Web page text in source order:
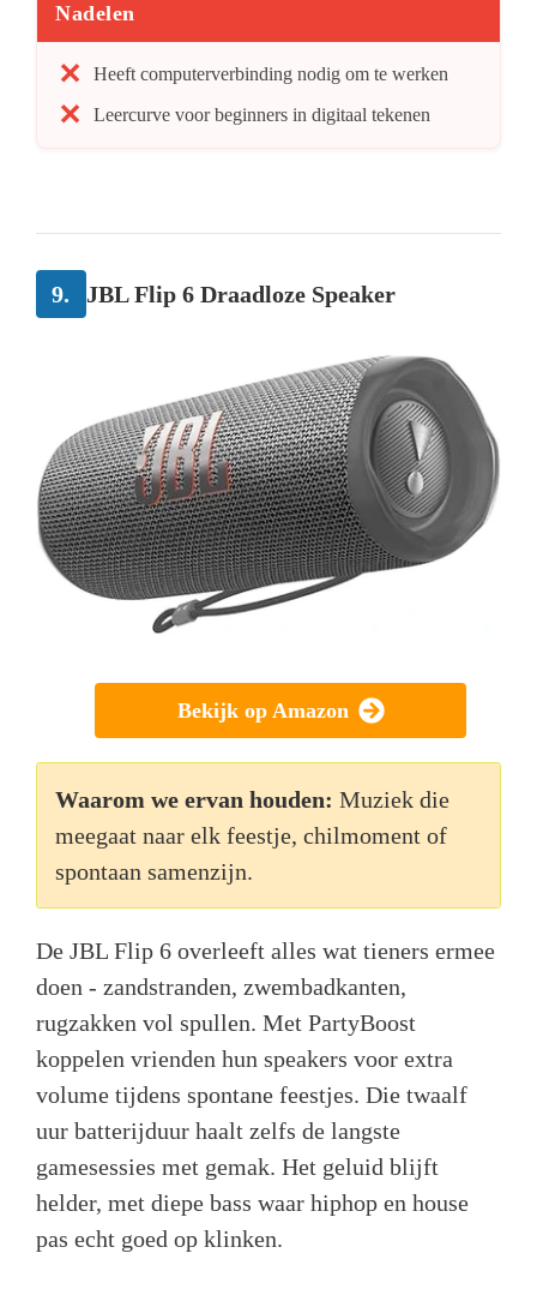
Nadelen
Heeft computerverbinding nodig om te werken
Leercurve voor beginners in digitaal tekenen
9. JBL Flip 6 Draadloze Speaker
Bekijk op Amazon
Waarom we ervan houden: Muziek die
meegaat naar elk feestje, chilmoment of
spontaan samenzijn.
De JBL Flip 6 overleeft alles wat tieners ermee
doen - zandstranden, zwembadkanten,
rugzakken vol spullen. Met PartyBoost
koppelen vrienden hun speakers voor extra
volume tijdens spontane feestjes. Die twaalf
uur batterijduur haalt zelfs de langste
gamesessies met gemak. Het geluid blijft
helder, met diepe bass waar hiphop en house
pas echt goed op klinken.